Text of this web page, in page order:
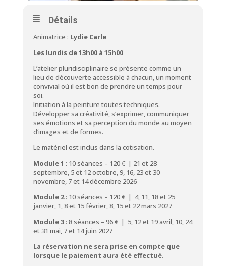
Détails
Animatrice : Lydie Carle
Les lundis de 13h00 à 15h00
L’atelier pluridisciplinaire se présente comme un
lieu de découverte accessible à chacun, un moment
convivial où il est bon de prendre un temps pour
soi.
Initiation à la peinture toutes techniques.
Développer sa créativité, s’exprimer, communiquer
ses émotions et sa perception du monde au moyen
d’images et de formes.
Le matériel est inclus dans la cotisation.
Module 1 : 10 séances – 120 € | 21 et 28
septembre, 5 et 12 octobre, 9, 16, 23 et 30
novembre, 7 et 14 décembre 2026
Module 2: 10 séances – 120 € | 4, 11, 18 et 25
janvier, 1, 8 et 15 février, 8, 15 et 22 mars 2027
Module 3: 8 séances – 96 € | 5, 12 et 19 avril, 10, 24
et 31 mai, 7 et 14 juin 2027
La réservation ne sera prise en compte que
lorsque le paiement aura été effectué.